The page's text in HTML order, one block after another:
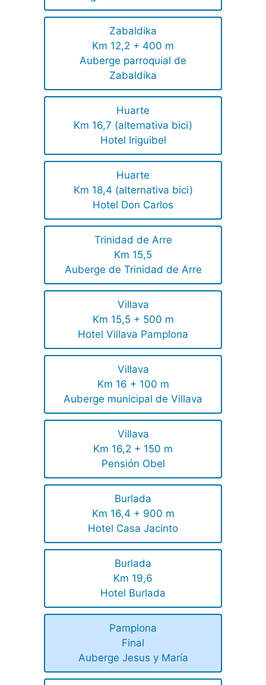
Zabaldika
Km 12,2 + 400 m
Auberge parroquial de
Zabaldika
Huarte
Km 16,7 (alternativa bici)
Hotel Iriguibel
Huarte
Km 18,4 (alternativa bici)
Hotel Don Carlos
Trinidad de Arre
Km 15,5
Auberge de Trinidad de Arre
Villava
Km 15,5 + 500 m
Hotel Villava Pamplona
Villava
Km 16 + 100 m
Auberge municipal de Villava
Villava
Km 16,2 + 150 m
Pensión Obel
Burlada
Km 16,4 + 900 m
Hotel Casa Jacinto
Burlada
Km 19,6
Hotel Burlada
Pamplona
Final
Auberge Jesus y María